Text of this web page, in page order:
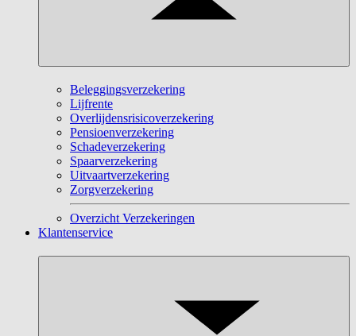
Beleggingsverzekering
Lijfrente
Overlijdensrisicoverzekering
Pensioenverzekering
Schadeverzekering
Spaarverzekering
Uitvaartverzekering
Zorgverzekering
Overzicht Verzekeringen
Klantenservice